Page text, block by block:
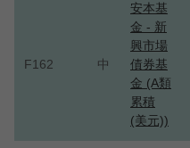
F162 中
安本基
金 - 新
興市場
債券基
金 (A類
累積
(美元))